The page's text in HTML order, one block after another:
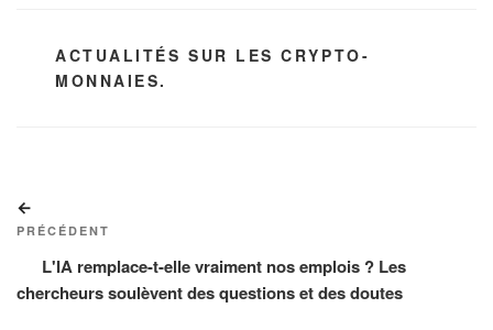
CATÉGORIES
ACTUALITÉS SUR LES CRYPTO-
MONNAIES.
de
l’article
précédent
PRÉCÉDENT
L'IA remplace-t-elle vraiment nos emplois ? Les
chercheurs soulèvent des questions et des doutes